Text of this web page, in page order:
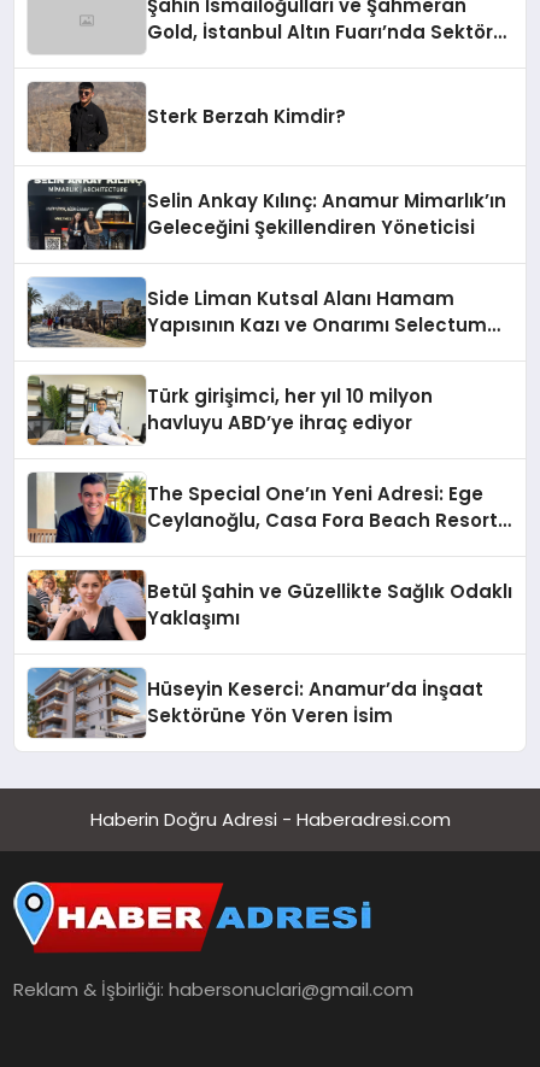
Şahin İsmailoğulları ve Şahmeran
Gold, İstanbul Altın Fuarı’nda Sektöre
Sterk Berzah Kimdir?
Selin Ankay Kılınç: Anamur Mimarlık’ın
Geleceğini Şekillendiren Yöneticisi
Side Liman Kutsal Alanı Hamam
Yapısının Kazı ve Onarımı Selectum
Türk girişimci, her yıl 10 milyon
havluyu ABD’ye ihraç ediyor
The Special One’ın Yeni Adresi: Ege
Ceylanoğlu, Casa Fora Beach Resort
Betül Şahin ve Güzellikte Sağlık Odaklı
Yaklaşımı
Hüseyin Keserci: Anamur’da İnşaat
Sektörüne Yön Veren İsim
Haberin Doğru Adresi - Haberadresi.com
Reklam & İşbirliği:habersonuclari@gmail.com